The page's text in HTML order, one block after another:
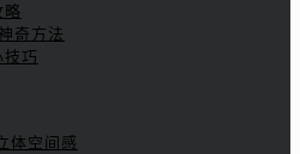
略
奇方法
巧
体空间感